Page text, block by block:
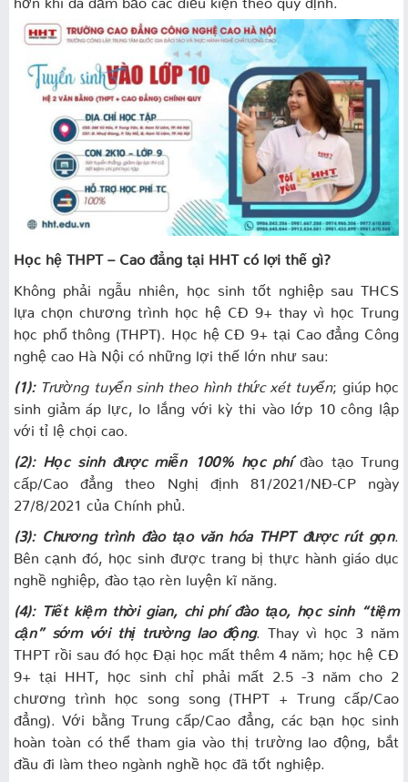
Học hệ THPT – Cao đẳng tại HHT có lợi thế gì?
Không phải ngẫu nhiên, học sinh tốt nghiệp sau THCS
lựa chọn chương trình học hệ CĐ 9+ thay vì học Trung
học phổ thông (THPT). Học hệ CĐ 9+ tại Cao đẳng Công
nghệ cao Hà Nội có những lợi thế lớn như sau:
(1): Trường tuyển sinh theo hình thức xét tuyển; giúp học
sinh giảm áp lực, lo lắng với kỳ thi vào lớp 10 công lập
với tỉ lệ chọi cao.
(2): Học sinh được miễn 100% học phíđào tạo Trung
cấp/Cao đẳng theo Nghị định 81/2021/NĐ-CP ngày
27/8/2021 của Chính phủ.
(3): Chương trình đào tạo văn hóa THPT được rút gọn.
Bên cạnh đó, học sinh được trang bị thực hành giáo dục
nghề nghiệp, đào tạo rèn luyện kĩ năng.
(4): Tiết kiệm thời gian, chi phí đào tạo, học sinh “tiệm
cận” sớm với thị trường lao động. Thay vì học 3 năm
THPT rồi sau đó học Đại học mất thêm 4 năm; học hệ CĐ
9+ tại HHT, học sinh chỉ phải mất 2.5 -3 năm cho 2
chương trình học song song (THPT + Trung cấp/Cao
đẳng). Với bằng Trung cấp/Cao đẳng, các bạn học sinh
hoàn toàn có thể tham gia vào thị trường lao động, bắt
đầu đi làm theo ngành nghề học đã tốt nghiệp.